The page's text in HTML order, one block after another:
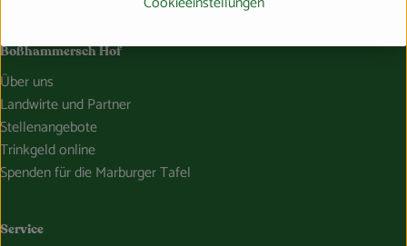
Boßhammersch Hof
Über uns
Landwirte und Partner
Stellenangebote
Trinkgeld online
Spenden für die Marburger Tafel
Service